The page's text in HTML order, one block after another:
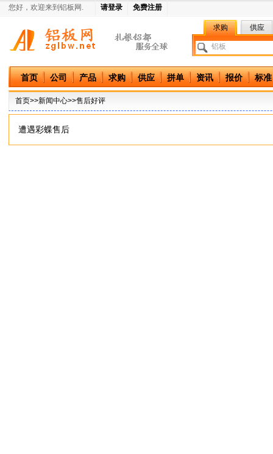
您好，欢迎来到铝板网. 请登录 免费注册
中国铝板网
求购 供应
首页 公司 产品 求购 供应 拼单 资讯 报价 标准
首页>>新闻中心>>售后好评
遭遇彩蝶售后